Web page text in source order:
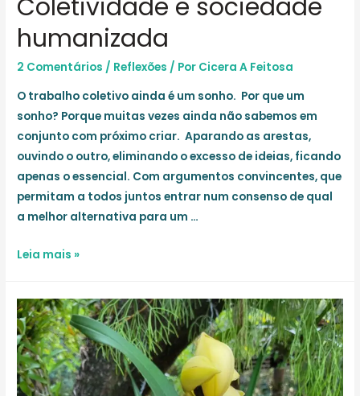
Coletividade e sociedade
humanizada
2 Comentários / Reflexões / Por Cicera A Feitosa
O trabalho coletivo ainda é um sonho. Por que um
sonho? Porque muitas vezes ainda não sabemos em
conjunto com próximo criar. Aparando as arestas,
ouvindo o outro, eliminando o excesso de ideias, ficando
apenas o essencial. Com argumentos convincentes, que
permitam a todos juntos entrar num consenso de qual
a melhor alternativa para um …
Coletividade
humanizada
Leia mais »